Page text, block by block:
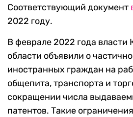
Соответствующий документ
2022 году.
В феврале 2022 года власти
области объявили о
иностранных граждан на
общепита, транспорта и
сокращении числа
патентов. Такие